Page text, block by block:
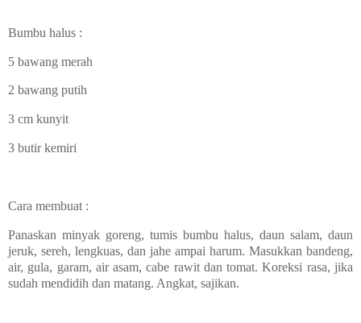
Bumbu halus :
5 bawang merah
2 bawang putih
3 cm kunyit
3 butir kemiri
Cara membuat :
Panaskan minyak goreng, tumis bumbu halus, daun salam, daun
jeruk, sereh, lengkuas, dan jahe ampai harum. Masukkan bandeng,
air, gula, garam, air asam, cabe rawit dan tomat. Koreksi rasa, jika
sudah mendidih dan matang. Angkat, sajikan.